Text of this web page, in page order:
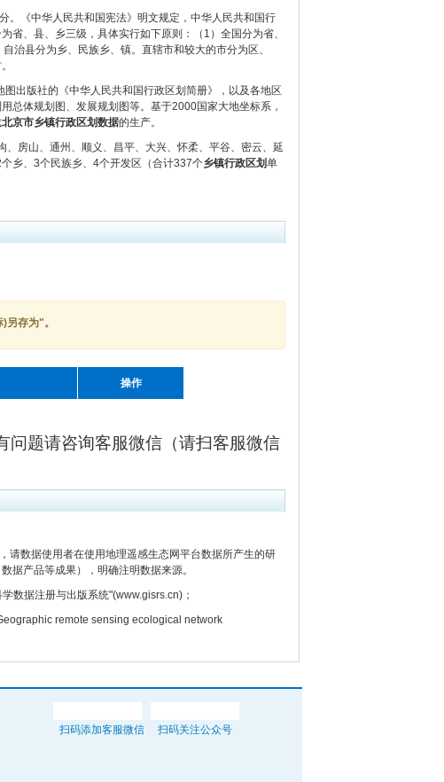
。《中华人民共和国宪法》明文规定，中华人民共和国行
省、县、乡三级，具体实行如下原则：（1）全国分为省、
治县分为乡、民族乡、镇。直辖市和较大的市分为区、
出版社的《中华人民共和国行政区划简册》，以及各地区
总体规划图、发展规划图等。基于2000国家大地坐标系，
北京市乡镇行政区划数据的生产。
房山、通州、顺义、昌平、大兴、怀柔、平谷、密云、延
乡、3个民族乡、4个开发区（合计337个乡镇行政区划单
存为"。
操作
问题请咨询客服微信（请扫客服微信
数据使用者在使用地理遥感生态网平台数据所产生的研
据产品等成果），明确注明数据来源。
数据注册与出版系统"(www.gisrs.cn)；
remote sensing ecological network
扫码添加客服微信 扫码关注公众号